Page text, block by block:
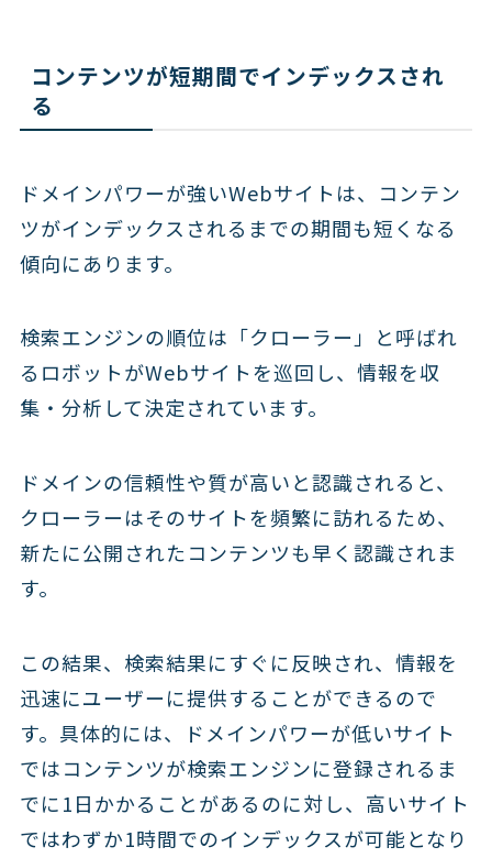
コンテンツが短期間でインデックスされ
る
ドメインパワーが強いWebサイトは、コンテン
ツがインデックスされるまでの期間も短くなる
傾向にあります。
検索エンジンの順位は「クローラー」と呼ばれ
るロボットがWebサイトを巡回し、情報を収
集・分析して決定されています。
ドメインの信頼性や質が高いと認識されると、
クローラーはそのサイトを頻繁に訪れるため、
新たに公開されたコンテンツも早く認識されま
す。
この結果、検索結果にすぐに反映され、情報を
迅速にユーザーに提供することができるので
す。具体的には、ドメインパワーが低いサイト
ではコンテンツが検索エンジンに登録されるま
でに1日かかることがあるのに対し、高いサイト
ではわずか1時間でのインデックスが可能となり